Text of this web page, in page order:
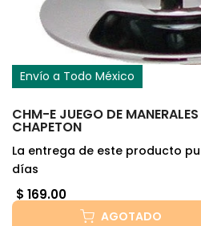
Envío a Todo México
CHM-E JUEGO DE
CHAPETON
La entrega de este producto
días
$ 169.00
AGOTADO